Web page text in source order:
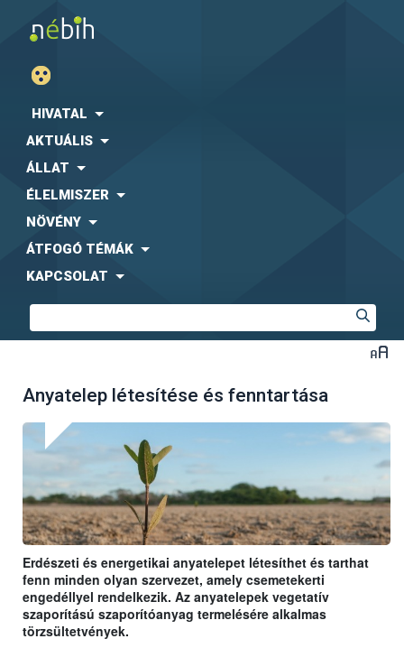
HIVATAL
AKTUÁLIS
ÁLLAT
ÉLELMISZER
NÖVÉNY
ÁTFOGÓ TÉMÁK
KAPCSOLAT
Anyatelep létesítése és fenntartása
Erdészeti és energetikai anyatelepet létesíthet és tarthat
fenn minden olyan szervezet, amely csemetekerti
engedéllyel rendelkezik. Az anyatelepek vegetatív
szaporítású szaporítóanyag termelésére alkalmas
törzsültetvények.